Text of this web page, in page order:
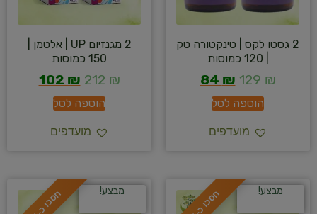
2 גסטו לקס | טינקטורה טק
129 ₪
84 ₪
הוספה לסל
מועדפים
2 מגנזיום UP | אלטמן |
150 כמוסות
212 ₪
102 ₪
הוספה לסל
מועדפים
ח
% מבצע! ח
% מבצע!